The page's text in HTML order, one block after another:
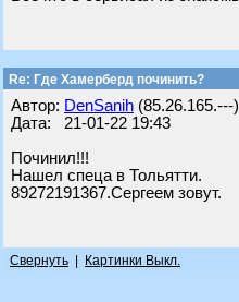
Re: Где Хамерберд починить?
Автор: DenSanih (85.26.165.---)
Дата: 21-01-22 19:43
Починил!!!
Нашел спеца в Тольятти.
89272191367.Сергеем зовут.
Свернуть Картинки Выкл.